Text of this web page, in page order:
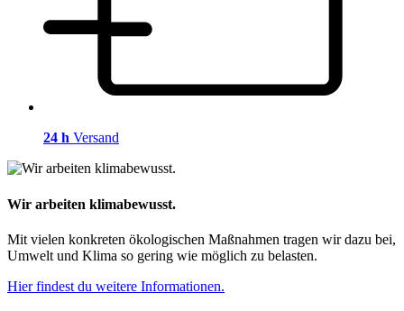
24 h Versand
Wir arbeiten klimabewusst.
Mit vielen konkreten ökologischen Maßnahmen tragen wir dazu bei,
Umwelt und Klima so gering wie möglich zu belasten.
Hier findest du weitere Informationen.